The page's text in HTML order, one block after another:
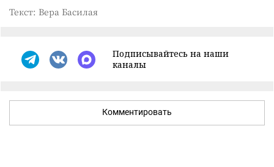
Текст: Вера Басилая
Подписывайтесь на наши
каналы
Комментировать